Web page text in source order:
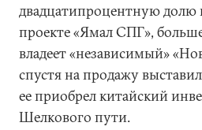
двадцатипроцентную долю
проекте «Ямал СПГ»,
владеет «независимый»
спустя на продажу
ее приобрел китайский
Шелкового пути.